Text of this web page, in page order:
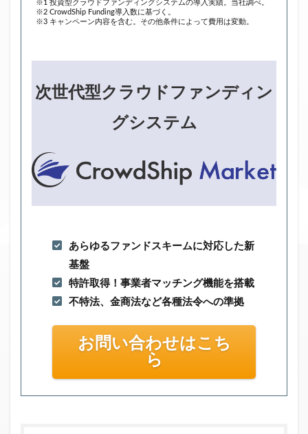
※1 投資型クラウドファンディングシステムの導入実績。当社調べ。
※2 CrowdShip Funding導入数に基づく。
※3 キャンペーン内容を含む。その他条件によって費用は変動。
次世代型クラウドファンディン
グシステム
あらゆるファンドスキームに対応した新
基盤
特許取得！事業者マッチング機能を搭載
不特法、金商法など各種法令への準拠
お問い合わせはこち
ら